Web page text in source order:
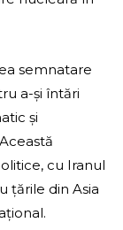
semnatare
a-și întări
și
cu Iranul
țările din Asia